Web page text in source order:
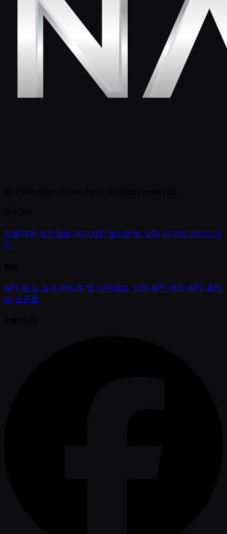
이용약관 개인정보 처리방침 토너먼트 규칙 미디어 가이드라
인
APT 링크 포커 핸드북 앱 다운로드 상점 APT 계정 APT 플레
이 보관함